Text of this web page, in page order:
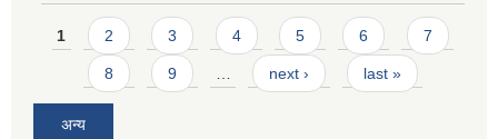
Pages
1 2 3 4 5 6 7
8 9 next › last »
अन्य